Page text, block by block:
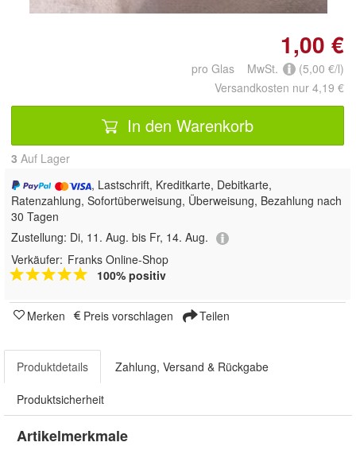
1,00 €
pro Glas MwSt.
(5,00 €/l)
Versandkosten nur 4,19 €
In den Warenkorb
3 Auf Lager
, Lastschrift, Kreditkarte, Debitkarte,
Ratenzahlung, Sofortüberweisung, Überweisung, Bezahlung nach
30 Tagen
Zustellung: Di, 11. Aug. bis Fr, 14. Aug.
Verkäufer: Franks Online-Shop
100% positiv
Merken Preis vorschlagen Teilen
Produktdetails Zahlung, Versand & Rückgabe
Produktsicherheit
Artikelmerkmale